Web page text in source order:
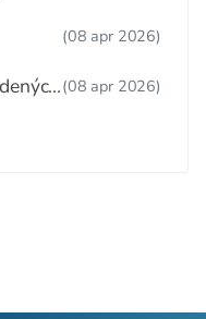
(08 apr 2026)
(08 apr 2026)